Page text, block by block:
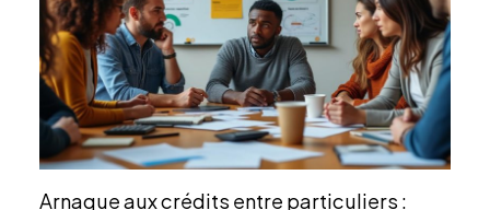
Arnaque aux crédits entre particuliers :